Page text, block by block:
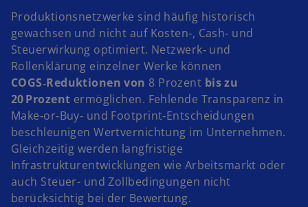
Produktionsnetzwerke sind häufig historisch
gewachsen und nicht auf Kosten‑, Cash‑ und
Steuerwirkung optimiert. Netzwerk‑ und
Rollenklärung einzelner Werke können
COGS‑Reduktionen von 8 Prozent bis zu
20 Prozent ermöglichen. Fehlende Transparenz in
Make‑or‑Buy‑ und Footprint‑Entscheidungen
beschleunigen Wertvernichtung im Unternehmen.
Gleichzeitig werden langfristige
Infrastrukturentwicklungen wie Arbeitsmarkt oder
auch Steuer- und Zollbedingungen nicht
berücksichtig bei der Bewertung.